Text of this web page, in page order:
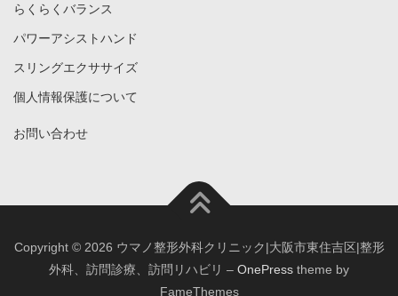
らくらくバランス
パワーアシストハンド
スリングエクササイズ
個人情報保護について
お問い合わせ
Copyright © 2026 ウマノ整形外科クリニック|大阪市東住吉区|整形
外科、訪問診療、訪問リハビリ – OnePress theme by
FameThemes